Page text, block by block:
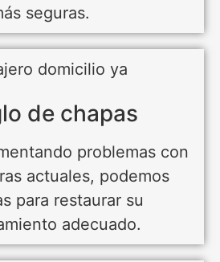
seguras.
de chapas
problemas con
actuales, podemos
para restaurar su
adecuado.